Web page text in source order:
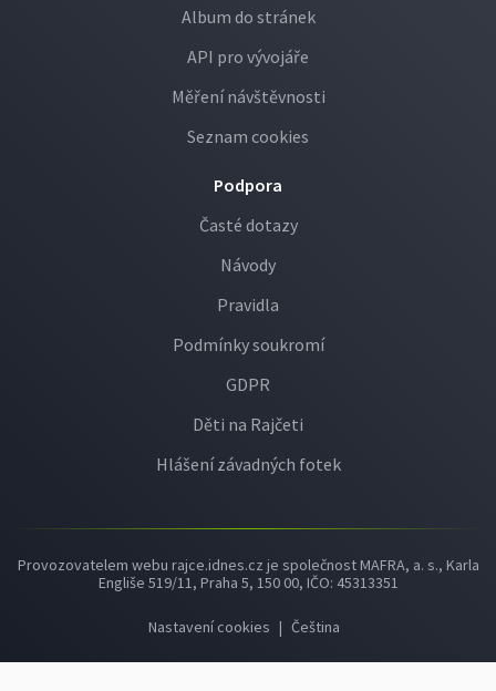
Album do stránek
API pro vývojáře
Měření návštěvnosti
Seznam cookies
Podpora
Časté dotazy
Návody
Pravidla
Podmínky soukromí
GDPR
Děti na Rajčeti
Hlášení závadných fotek
Provozovatelem webu rajce.idnes.cz je společnost MAFRA, a. s., Karla
Engliše 519/11, Praha 5, 150 00, IČO: 45313351
Nastavení cookies | Čeština